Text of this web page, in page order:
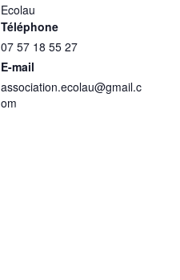
Ecolau
Téléphone
07 57 18 55 27
E-mail
association.ecolau@gmail.c
om